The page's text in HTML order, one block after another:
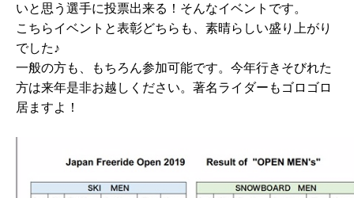
いと思う選手に投票出来る！そんなイベントです。
こちらイベントと表彰どちらも、素晴らしい盛り上がり
でした♪
一般の方も、もちろん参加可能です。今年行きそびれた
方は来年是非お越しください。著名ライダーもゴロゴロ
居ますよ！